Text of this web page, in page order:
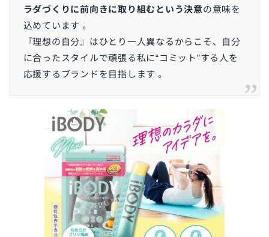
ラダづくりに前向きに取り組むという決意の意味を
込めています 。
『理想の自分』はひとり一人異なるからこそ、自分
に合ったスタイルで頑張る私に“コミット”する人を
応援するブランドを目指します 。